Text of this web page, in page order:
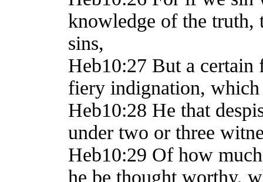
knowledge of the truth,
sins,
Heb10:27 But a
fiery indignation, which
Heb10:28 He that
under two or three
Heb10:29 Of how
he be thought worthy,